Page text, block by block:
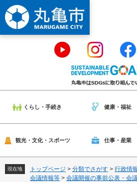
ー
ジ
の
。
ニ
ュ
ー
て
くらし・手続き 健康・福祉
観光・文化・スポーツ 仕事・産業
現在地 トップページ > 分類でさがす > 行政情
会議情報等 > 会議開催の事前公表・会